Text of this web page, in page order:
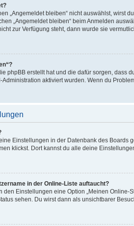
„Angemeldet bleiben“ nicht auswählst,
„Angemeldet bleiben“ beim Anmelden
zur Verfügung steht, dann wurde sie
phpBB erstellt hat und die dafür sorgen,
Administration aktiviert wurden. Wenn du
Einstellungen in der Datenbank des Boards
klickst. Dort kannst du alle deine
in der Online-Liste auftaucht?
Einstellungen eine Option „Meinen
sehen. Du wirst dann als unsichtbarer